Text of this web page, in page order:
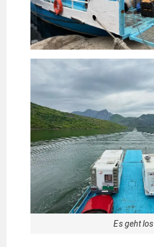
Es geht los